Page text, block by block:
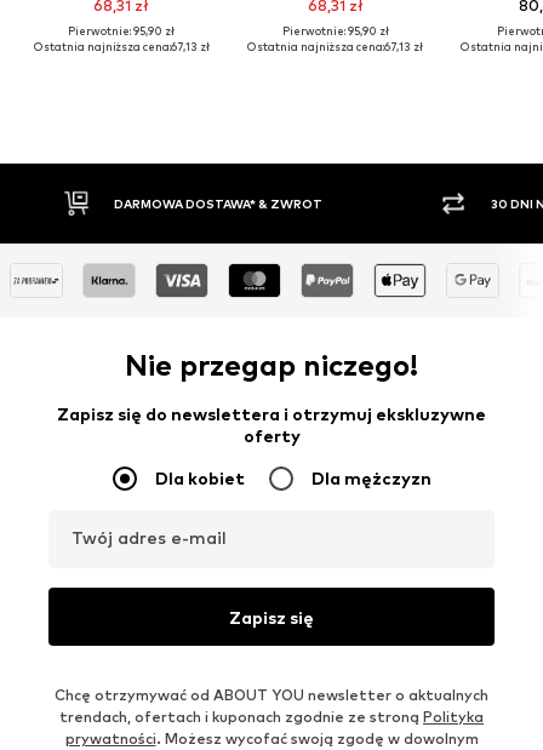
68,31 zł
Pierwotnie: 95,90 zł
Ostatnia najniższa cena:67,13 zł
68,31 zł
Pierwotnie: 95,90 zł
Ostatnia najniższa cena:67,13 zł
Ostatnia
DARMOWA DOSTAWA* & ZWROT 30 DNI
Nie przegap niczego!
Zapisz się do newslettera i otrzymuj ekskluzywne
oferty
Dla kobiet Dla mężczyzn
Twój adres e-mail
Zapisz się
Chcę otrzymywać od ABOUT YOU newsletter o aktualnych
trendach, ofertach i kuponach zgodnie ze stroną Polityka
prywatności. Możesz wycofać swoją zgodę w dowolnym